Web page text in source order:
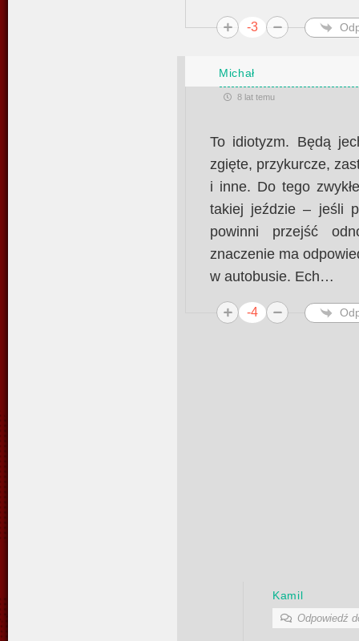
-3
Michał
8 lat temu
To idiotyzm. Będą
zgięte, przykurcze,
i inne. Do tego
takiej jeździe – jeśli
powinni przejść
znaczenie ma
w autobusie. Ech…
-4
Kamil
Odpowiedź